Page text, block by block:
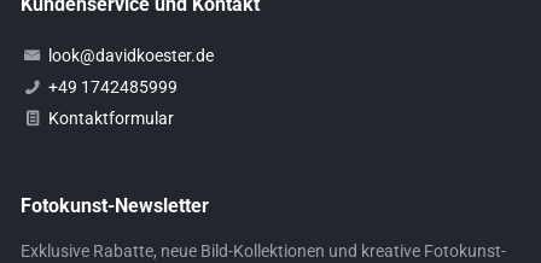
look@davidkoester.de
+49 1742485999
Kontaktformular
Fotokunst-Newsletter
Exklusive Rabatte, neue Bild-Kollektionen und kreative Fotokunst-